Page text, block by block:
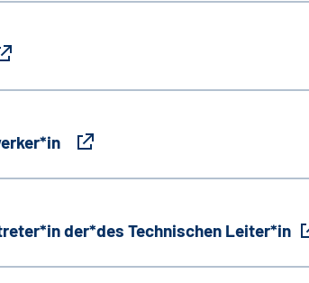
der*des Technischen Leiter*in